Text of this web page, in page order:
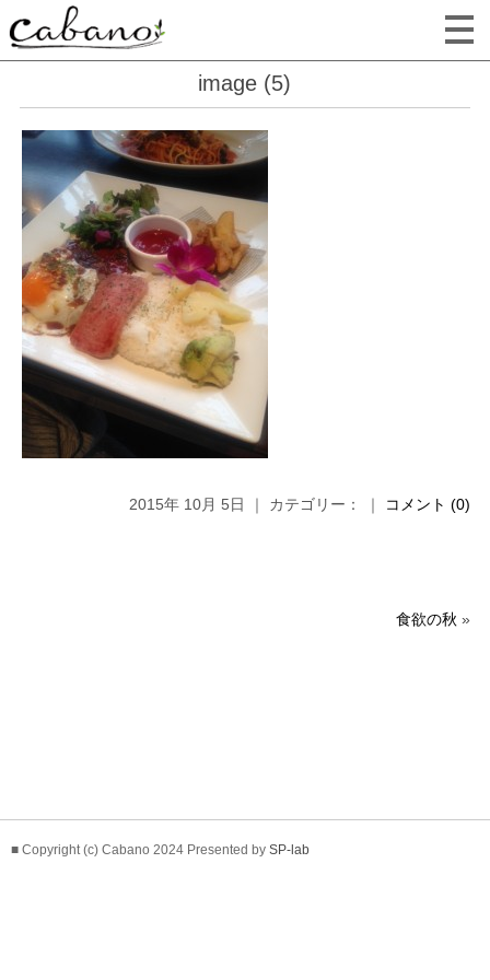
image (5)
2015年 10月 5日 ｜ カテゴリー： ｜ コメント (0)
食欲の秋 »
■ Copyright (c) Cabano 2024 Presented by SP-lab